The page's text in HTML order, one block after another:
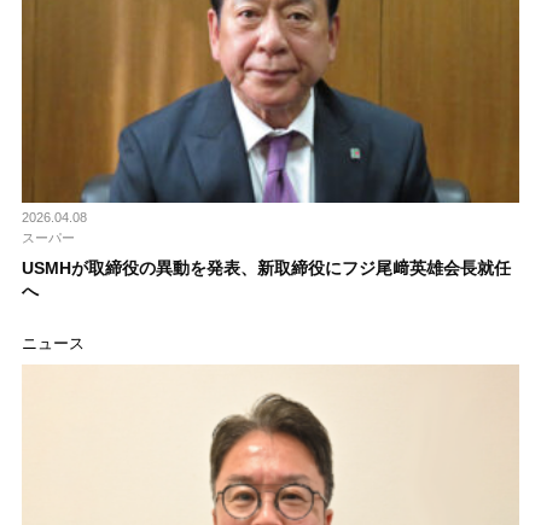
2026.04.08
スーパー
USMHが取締役の異動を発表、新取締役にフジ尾﨑英雄会長就任
へ
ニュース